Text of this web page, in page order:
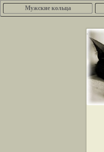
Мужские кольца
.